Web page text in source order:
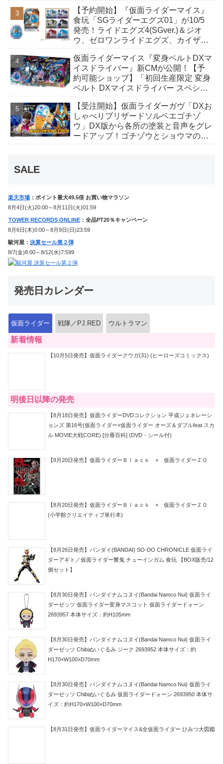
【予約開始】『仮面ライダーマイス』
食玩「SGライダーエグズ01」が10/5
発売！ライドエグズ4(SGver.)＆ジオ
ウ、ゼロワンライドエグズ、カイザ、
仮面ライダーマイス『変身ベルトDXマ
イスドライバー』新CMが公開！【予
約可能ショップ】「初回生産限定 変身
ベルト DXマイスドライバー スペシャ
【受注開始】仮面ライダーガヴ「DXお
しゃべりブリザードソルベエゴチゾ
ウ」DX版から各所の塗装と音声をグレ
ードアップ！ゴチゾウとショウマのボ
SALE
楽天市場 ：ポイント最大49.5倍 お買い物マラソン
8月4日(火)20:00～8月11日(火)01:59
TOWER RECORDS ONLINE ：全品PT20％キャンペーン
8月6日(木)0:00～8月9日(日)23:59
駿河屋： 決算セール第２弾
8/7(金)8:00～8/12(水)7:599
発売日カレンダー
仮面ライダー 戦隊／PJ.RED ウルトラマン
新着情報
【10月5日発売】仮面ライダークウガ(31) (ヒーローズコミックス)
明後日以降の発売
【8月18日発売】仮面ライダーDVDコレクション 平成ジェネレーシ
ョンズ 第16号(仮面ライダー×仮面ライダー オーズ＆ダブルfeat.スカ
ル MOVIE大戦CORE) [分冊百科] (DVD・シール付)
【8月20日発売】仮面ライダーＢｌａｃｋ × 仮面ライダーＺＯ
【8月20日発売】仮面ライダーＢｌａｃｋ × 仮面ライダーＺＯ
(小学館クリエイティブ単行本)
【8月26日発売】バンダイ(BANDAI) SO-DO CHRONICLE 仮面ライ
ダーアギト／仮面ライダー響鬼 チューインガム 食玩 【BOX販売/12
個セット】
【8月30日発売】バンダイナムコヌイ(Bandai Namco Nui) 仮面ライ
ダーゼッツ 仮面ライダー変身マスコット 仮面ライダードォーン
2693957 本体サイズ：約H105mm
【8月30日発売】バンダイナムコヌイ(Bandai Namco Nui) 仮面ライ
ダーゼッツ Chibiぬいぐるみ ジーク 2693952 本体サイズ：約
H170×W100×D70mm
【8月30日発売】バンダイナムコヌイ(Bandai Namco Nui) 仮面ライ
ダーゼッツ Chibiぬいぐるみ 仮面ライダードォーン 2693950 本体サ
イズ：約H170×W100×D70mm
【8月31日発売】仮面ライダーマイス&全仮面ライダー ひみつ大図鑑